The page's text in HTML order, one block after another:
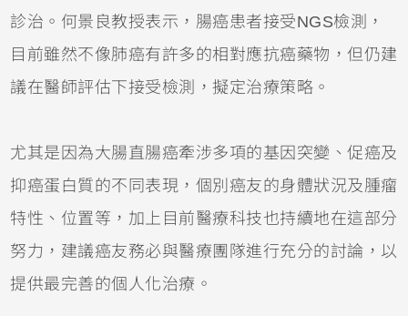
診治。何景良教授表示，腸癌患者接受NGS檢測，
目前雖然不像肺癌有許多的相對應抗癌藥物，但仍建
議在醫師評估下接受檢測，擬定治療策略。
尤其是因為大腸直腸癌牽涉多項的基因突變、促癌及
抑癌蛋白質的不同表現，個別癌友的身體狀況及腫瘤
特性、位置等，加上目前醫療科技也持續地在這部分
努力，建議癌友務必與醫療團隊進行充分的討論，以
提供最完善的個人化治療。